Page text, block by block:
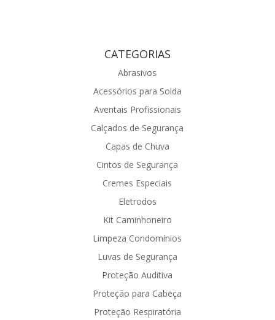
CATEGORIAS
Abrasivos
Acessórios para Solda
Aventais Profissionais
Calçados de Segurança
Capas de Chuva
Cintos de Segurança
Cremes Especiais
Eletrodos
Kit Caminhoneiro
Limpeza Condomínios
Luvas de Segurança
Proteção Auditiva
Proteção para Cabeça
Proteção Respiratória